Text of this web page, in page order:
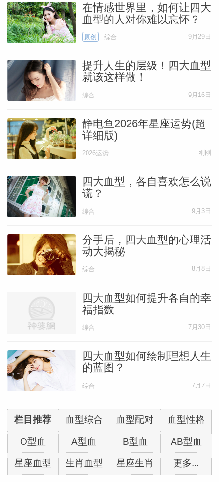
在情感世界里，如何让四大
血型的人对你难以忘怀？
原创 综合 9月29日
提升人生的层级！四大血型
就该这样做！
综合 9月16日
静电鱼2026年星座运势(超
详细版)
2026运势 刚刚
四大血型，各自喜欢怎么说
谎？
综合 9月3日
分手后，四大血型的心理活
动大揭秘
综合 8月8日
四大血型如何提升各自的幸
福指数
综合 7月30日
四大血型如何绘制理想人生
的蓝图？
综合 7月7日
栏目推荐 血型综合 血型配对 血型性格
O型血 A型血 B型血 AB型血
星座血型 生肖血型 星座生肖 更多...